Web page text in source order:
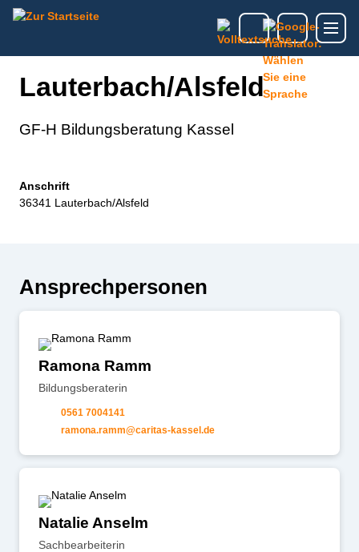
Lauterbach/Alsfeld
GF-H Bildungsberatung Kassel
Anschrift
36341 Lauterbach/Alsfeld
Ansprechpersonen
Ramona Ramm
Bildungsberaterin
0561 7004141
r m n r mm c r t s-k ss d
Natalie Anselm
Sachbearbeiterin